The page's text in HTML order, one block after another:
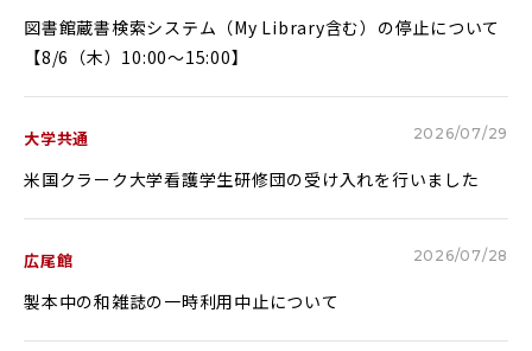
図書館蔵書検索システム（My Library含む）の停止について
【8/6（木）10:00～15:00】
大学共通 2026/07/29
米国クラーク大学看護学生研修団の受け入れを行いました
広尾館 2026/07/28
製本中の和雑誌の一時利用中止について